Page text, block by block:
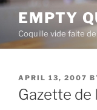
Skip
content
EMPTY
Coquille vide faite
POSTED
ON
APRIL 13, 2007
Gazette